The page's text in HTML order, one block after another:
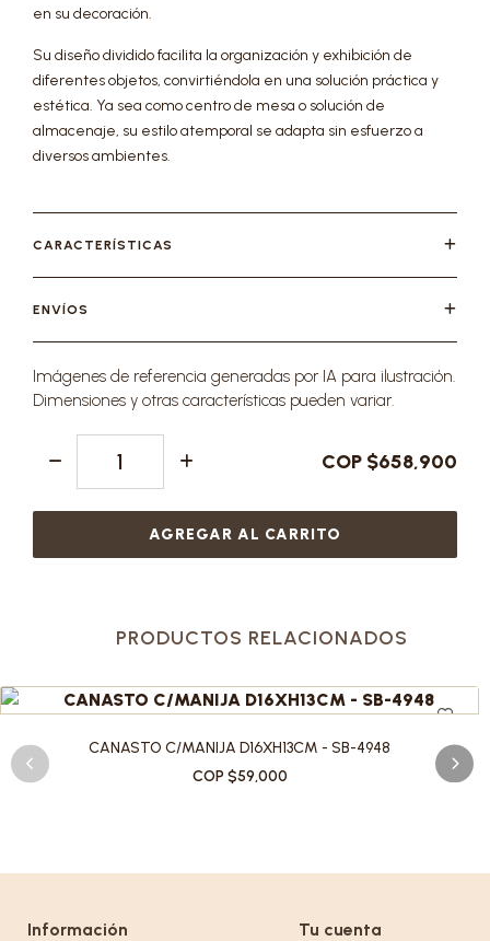
en su decoración.
Su diseño dividido facilita la organización y exhibición de
diferentes objetos, convirtiéndola en una solución práctica y
estética. Ya sea como centro de mesa o solución de
almacenaje, su estilo atemporal se adapta sin esfuerzo a
diversos ambientes.
CARACTERÍSTICAS
ENVÍOS
Imágenes de referencia generadas por IA para ilustración.
Dimensiones y otras características pueden variar.
COP $658,900
AGREGAR AL CARRITO
PRODUCTOS RELACIONADOS
CANASTO C/MANIJA D16XH13CM - SB-4948
COP $59,000
Información Tu cuenta